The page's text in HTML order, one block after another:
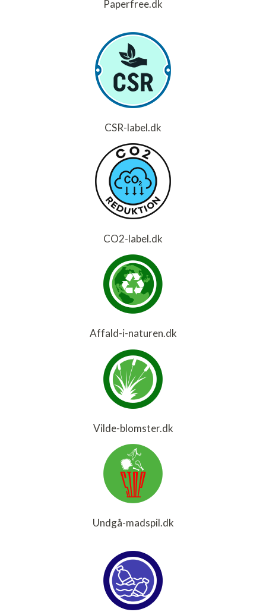
Paperfree.dk
CSR-label.dk
CO2-label.dk
Affald-i-naturen.dk
Vilde-blomster.dk
Undgå-madspil.dk